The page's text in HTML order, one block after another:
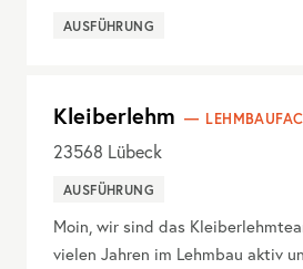
AUSFÜHRUNG
Kleiberlehm
23568 Lübeck
AUSFÜHRUNG
Moin, wir sind das
vielen Jahren im Lehmbau aktiv